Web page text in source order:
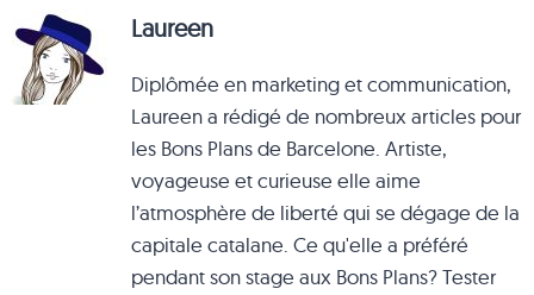
Laureen
Diplômée en marketing et communication,
Laureen a rédigé de nombreux articles pour
les Bons Plans de Barcelone. Artiste,
voyageuse et curieuse elle aime
l’atmosphère de liberté qui se dégage de la
capitale catalane. Ce qu'elle a préféré
pendant son stage aux Bons Plans? Tester